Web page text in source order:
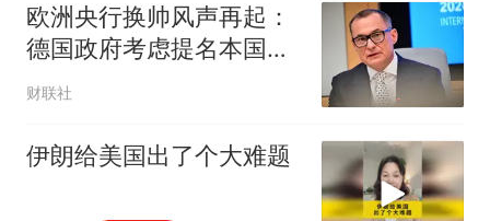
欧洲央行换帅风声再起：
德国政府考虑提名本国行
长出战
财联社
伊朗给美国出了个大难题